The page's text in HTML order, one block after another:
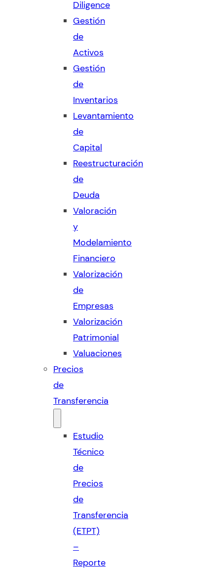
Diligence
Gestión
de
Activos
Gestión
de
Inventarios
Levantamiento
de
Capital
Reestructuración
de
Deuda
Valoración
y
Modelamiento
Financiero
Valorización
de
Empresas
Valorización
Patrimonial
Valuaciones
Precios
de
Transferencia
Estudio
Técnico
de
Precios
de
Transferencia
(ETPT)
–
Reporte